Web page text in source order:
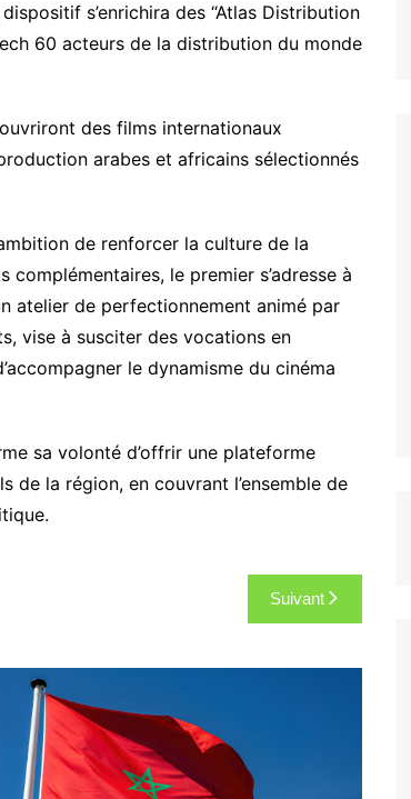
s’enrichira des “Atlas Distribution
60 acteurs de la distribution du monde
des films internationaux
arabes et africains sélectionnés
de renforcer la culture de la
le premier s’adresse à
atelier de perfectionnement animé par
vise à susciter des vocations en
le dynamisme du cinéma
sa volonté d’offrir une plateforme
la région, en couvrant l’ensemble de
Suivant